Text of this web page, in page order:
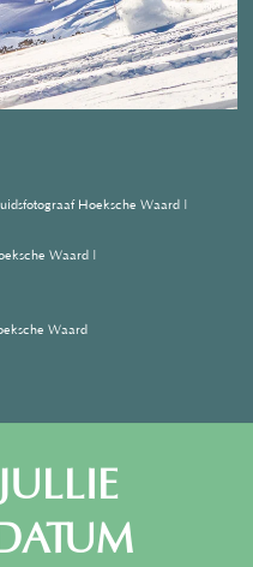
Hoeksche Waard |
Waard |
Waard